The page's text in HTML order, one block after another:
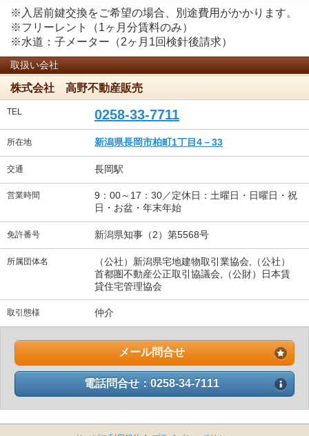
※入居前鍵交換をご希望の場合、別途費用がかかります。
※フリーレント（1ヶ月分賃料のみ）
※水道：子メーター（2ヶ月1回検針後請求）
取扱い会社
株式会社 高野不動産販売
TEL 0258-33-7711
所在地 新潟県長岡市柏町1丁目4－33
交通 長岡駅
営業時間
9：00～17：30／定休日：土曜日・日曜日・祝
日・お盆・年末年始
免許番号 新潟県知事（2）第5568号
所属団体名
（公社）新潟県宅地建物取引業協会,（公社）
首都圏不動産公正取引協議会,（公財）日本賃
貸住宅管理協会
取引態様 仲介
メール問合せ
電話問合せ：0258-34-7111